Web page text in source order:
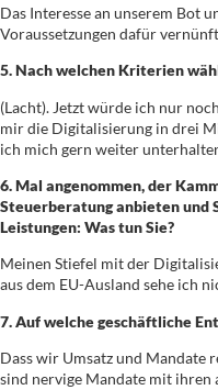
Das Interesse an unserem Bot
Voraussetzungen dafür
5. Nach welchen Kriterien
(Lacht). Jetzt würde ich nur
mir die Digitalisierung in drei
ich mich gern weiter
6. Mal angenommen, der
Steuerberatung anbieten und
Leistungen: Was tun Sie?
Meinen Stiefel mit der
aus dem EU-Ausland sehe ich
7. Auf welche geschäftliche
Dass wir Umsatz und Mandate
sind nervige Mandate mit ihren